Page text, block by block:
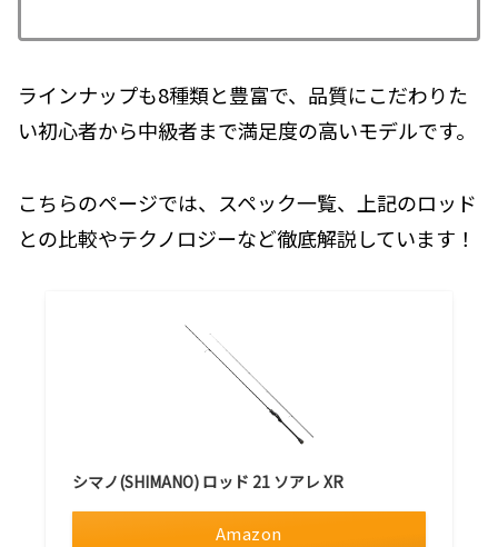
ラインナップも8種類と豊富で、品質にこだわりた
い初心者から中級者まで満足度の高いモデルです。
こちらのページでは、スペック一覧、上記のロッド
との比較やテクノロジーなど徹底解説しています！
シマノ(SHIMANO) ロッド 21 ソアレ XR
Amazon